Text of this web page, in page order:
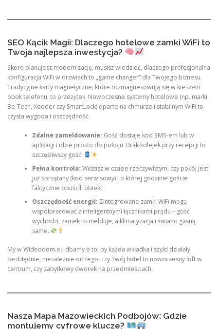
SEO Kącik Magii: Dlaczego hotelowe zamki WiFi to
Twoja najlepsza inwestycja?
Skoro planujesz modernizację, musisz wiedzieć, dlaczego profesjonalna
konfiguracja WiFi w drzwiach to „game changer” dla Twojego biznesu.
Tradycyjne karty magnetyczne, które rozmagnesowują się w kieszeni
obok telefonu, to przeżytek. Nowoczesne systemy hotelowe (np. marki
Be-Tech, Xeeder czy SmartLock) oparte na chmurze i stabilnym WiFi to
czysta wygoda i oszczędność.
Zdalne zameldowanie: Gość dostaje kod SMS-em lub w
aplikacji i idzie prosto do pokoju. Brak kolejek przy recepcji to
szczęśliwszy gość!
Pełna kontrola: Widzisz w czasie rzeczywistym, czy pokój jest
już sprzątany (kod serwisowy) i o której godzinie goście
faktycznie opuścili obiekt.
Oszczędność energii: Zintegrowane zamki WiFi mogą
współpracować z inteligentnymi łącznikami prądu – gość
wychodzi, zamek to melduje, a klimatyzacja i światło gasną
same.
My w Wideodom.eu dbamy o to, by każda wkładka i szyld działały
bezbłędnie, niezależnie od tego, czy Twój hotel to nowoczesny loft w
centrum, czy zabytkowy dworek na przedmieściach.
Nasza Mapa Mazowieckich Podbojów: Gdzie
montujemy cyfrowe klucze?